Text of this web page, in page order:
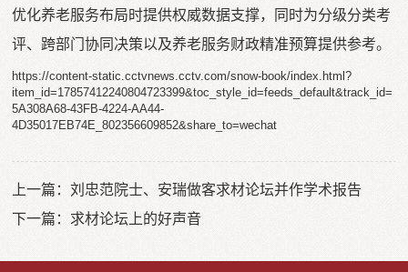
优化养老服务布局时提供权威数据支撑，同时为分级分类考
评、跨部门协同决策以及养老服务财政精准预算提供参考。
https://content-static.cctvnews.cctv.com/snow-book/index.html?
item_id=17857412240804723399&toc_style_id=feeds_default&track_id=
5A308A68-43FB-4224-AA44-
4D35017EB74E_802356609852&share_to=wechat
上一篇：刘忠范院士、安瑞做客求材论坛并作学术报告
下一篇： 求材论坛上的好声音